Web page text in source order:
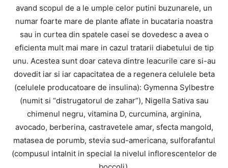
avand scopul de a le umple celor putini buzunarele, un
numar foarte mare de plante aflate in bucataria noastra
sau in curtea din spatele casei se dovedesc a avea o
eficienta mult mai mare in cazul tratarii diabetului de tip
unu. Acestea sunt doar cateva dintre leacurile care si-au
dovedit iar si iar capacitatea de a regenera celulele beta
(celulele producatoare de insulina): Gymenna Sylbestre
(numit si “distrugatorul de zahar”), Nigella Sativa sau
chimenul negru, vitamina D, curcumina, arginina,
avocado, berberina, castravetele amar, sfecta mangold,
matasea de porumb, stevia sud-americana, sulforafantul
(compusul intalnit in special la nivelul inflorescentelor de